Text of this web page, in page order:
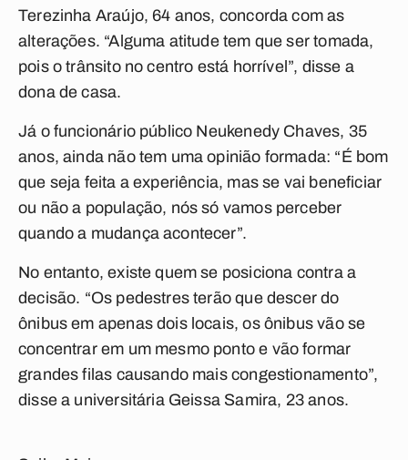
Terezinha Araújo, 64 anos, concorda com as
alterações. “Alguma atitude tem que ser tomada,
pois o trânsito no centro está horrível”, disse a
dona de casa.
Já o funcionário público Neukenedy Chaves, 35
anos, ainda não tem uma opinião formada: “É bom
que seja feita a experiência, mas se vai beneficiar
ou não a população, nós só vamos perceber
quando a mudança acontecer”.
No entanto, existe quem se posiciona contra a
decisão. “Os pedestres terão que descer do
ônibus em apenas dois locais, os ônibus vão se
concentrar em um mesmo ponto e vão formar
grandes filas causando mais congestionamento”,
disse a universitária Geissa Samira, 23 anos.